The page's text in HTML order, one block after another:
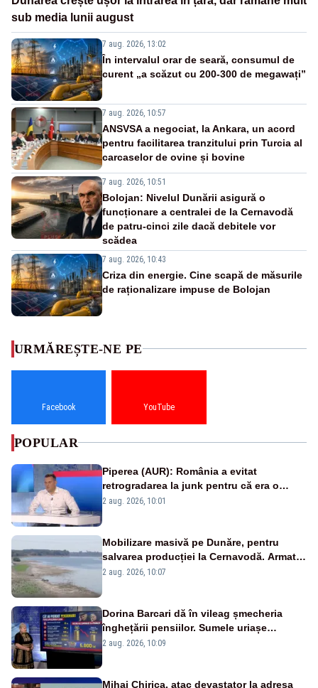
sub media lunii august
7 aug. 2026, 13:02
În intervalul orar de seară, consumul de
curent „a scăzut cu 200-300 de megawați”
7 aug. 2026, 10:57
ANSVSA a negociat, la Ankara, un acord
pentru facilitarea tranzitului prin Turcia al
carcaselor de ovine și bovine
7 aug. 2026, 10:51
Bolojan: Nivelul Dunării asigură o
funcționare a centralei de la Cernavodă
de patru-cinci zile dacă debitele vor
scădea
7 aug. 2026, 10:43
Criza din energie. Cine scapă de măsurile
de raționalizare impuse de Bolojan
URMĂREȘTE-NE PE
Facebook YouTube
POPULAR
Piperea (AUR): România a evitat
retrogradarea la junk pentru că era o
catastrofă pentru bănci și fondurile de
2 aug. 2026, 10:01
Mobilizare masivă pe Dunăre, pentru
salvarea producției la Cernavodă. Armata
va detona o stâncă și va devia apa
2 aug. 2026, 10:07
Dorina Barcari dă în vileag șmecheria
înghețării pensiilor. Sumele uriașe
pierdute de fiecare român
2 aug. 2026, 10:09
Mihai Chirica, atac devastator la adresa